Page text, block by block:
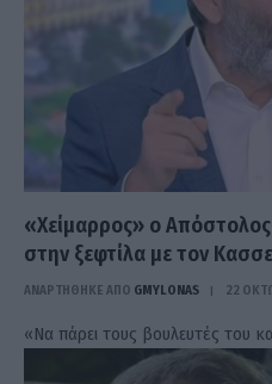
«Χείμαρρος» ο
στην ξεφτίλα με τον
ΑΝΑΡΤΗΘΗΚΕ ΑΠΟ GMYLONAS 22
«Να πάρει τους βουλευτές του